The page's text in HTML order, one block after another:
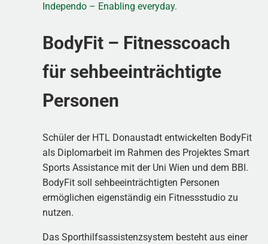
Independo – Enabling everyday.
BodyFit – Fitnesscoach
für sehbeeinträchtigte
Personen
Schüler der HTL Donaustadt entwickelten BodyFit
als Diplomarbeit im Rahmen des Projektes Smart
Sports Assistance mit der Uni Wien und dem BBI.
BodyFit soll sehbeeinträchtigten Personen
ermöglichen eigenständig ein Fitnessstudio zu
nutzen.
Das Sporthilfsassistenzsystem besteht aus einer